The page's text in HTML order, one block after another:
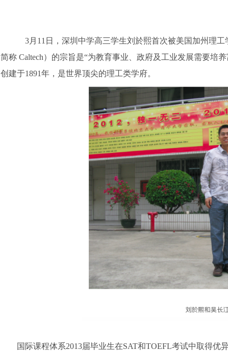
3月11日，深圳中学高三学生刘於熙首次被美国加州理工
简称 Caltech）的宗旨是“为教育事业、政府及工业发展需要培
创建于1891年，是世界顶尖的理工类学府。
国际课程体系2013届毕业生在SAT和TOEFL考试中取得优